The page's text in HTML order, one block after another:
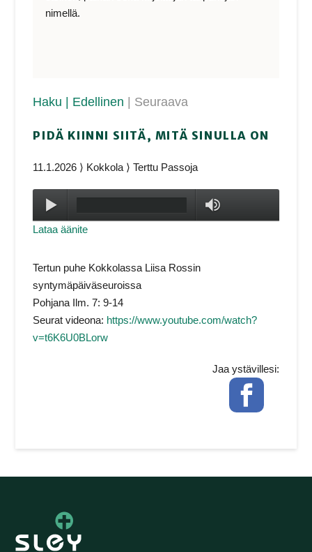
nimellä.
Haku | Edellinen | Seuraava
PIDÄ KIINNI SIITÄ, MITÄ SINULLA ON
11.1.2026 ⟩ Kokkola ⟩ Terttu Passoja
Lataa äänite
Tertun puhe Kokkolassa Liisa Rossin
syntymäpäiväseuroissa
Pohjana Ilm. 7: 9-14
Seurat videona: https://www.youtube.com/watch?
v=t6K6U0BLorw
Jaa ystävillesi:
Facebook